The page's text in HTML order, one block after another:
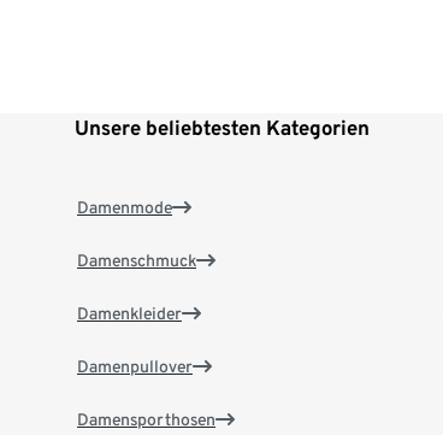
Unsere beliebtesten Kategorien
Damenmode
Damenschmuck
Damenkleider
Damenpullover
Damensporthosen